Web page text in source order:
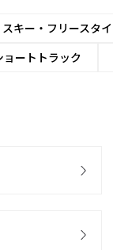
スキー・フリースタ
ョートトラック